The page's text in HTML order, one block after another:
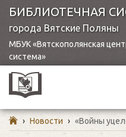
БИБЛИОТЕЧНАЯ
города Вятские Поляны
МБУК «Вятскополянская
система»
› Новости › «Войны